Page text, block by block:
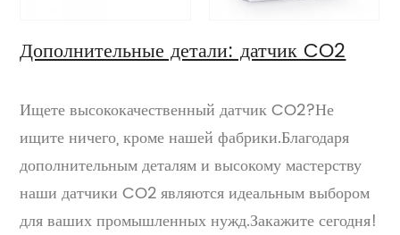
Дополнительные детали: датчик CO2
Ищете высококачественный датчик CO2?Не
ищите ничего, кроме нашей фабрики.Благодаря
дополнительным деталям и высокому мастерству
наши датчики CO2 являются идеальным выбором
для ваших промышленных нужд.Закажите сегодня!